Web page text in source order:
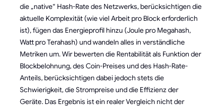
die „native“ Hash-Rate des Netzwerks, berücksichtigen die
aktuelle Komplexität (wie viel Arbeit pro Block erforderlich
ist), fügen das Energieprofil hinzu (Joule pro Megahash,
Watt pro Terahash) und wandeln alles in verständliche
Metriken um. Wir bewerten die Rentabilität als Funktion der
Blockbelohnung, des Coin-Preises und des Hash-Rate-
Anteils, berücksichtigen dabei jedoch stets die
Schwierigkeit, die Strompreise und die Effizienz der
Geräte. Das Ergebnis ist ein realer Vergleich nicht der